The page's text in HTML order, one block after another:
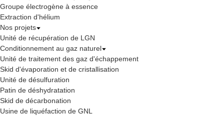
Groupe électrogène à essence
Extraction d'hélium
Nos projets
Unité de récupération de LGN
Conditionnement au gaz naturel
Unité de traitement des gaz d'échappement
Skid d'évaporation et de cristallisation
Unité de désulfuration
Patin de déshydratation
Skid de décarbonation
Usine de liquéfaction de GNL